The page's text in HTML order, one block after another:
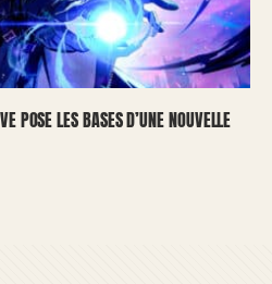
POSE LES BASES D’UNE NOUVELLE